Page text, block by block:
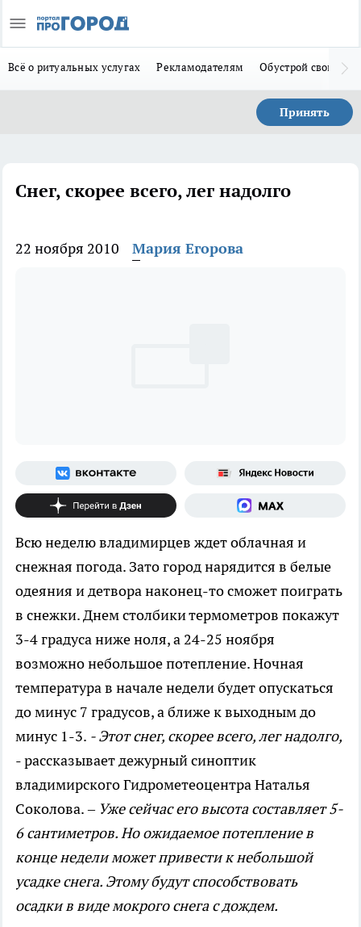
Всё о ритуальных услугах Рекламодателям Обустрой свой дом
Принять
Снег, скорее всего, лег надолго
22 ноября 2010 Мария Егорова
Всю неделю владимирцев ждет облачная и
снежная погода. Зато город нарядится в белые
одеяния и детвора наконец-то сможет поиграть
в снежки. Днем столбики термометров покажут
3-4 градуса ниже ноля, а 24-25 ноября
возможно небольшое потепление. Ночная
температура в начале недели будет опускаться
до минус 7 градусов, а ближе к выходным до
минус 1-3. - Этот снег, скорее всего, лег надолго,
- рассказывает дежурный синоптик
владимирского Гидрометеоцентра Наталья
Соколова.– Уже сейчас его высота составляет 5-
6 сантиметров. Но ожидаемое потепление в
конце недели может привести к небольшой
усадке снега. Этому будут способствовать
осадки в виде мокрого снега с дождем.